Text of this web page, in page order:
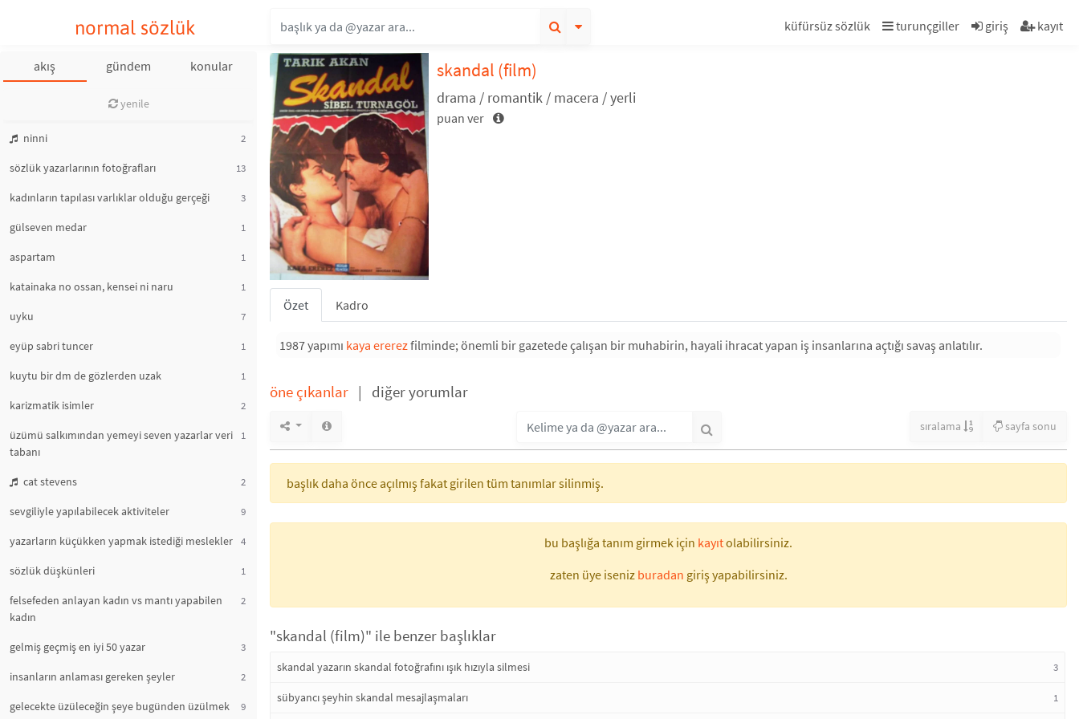
normal sözlük küfürsüz sözlük turunçgiller giriş kayıt
akış gündem konular
yenile
ninni 2
sözlük yazarlarının fotoğrafları 13
kadınların tapılası varlıklar olduğu gerçeği 3
gülseven medar 1
aspartam 1
katainaka no ossan, kensei ni naru 1
uyku 7
eyüp sabri tuncer 1
kuytu bir dm de gözlerden uzak 1
karizmatik isimler 2
üzümü salkımından yemeyi seven yazarlar veri
tabanı
1
cat stevens 2
sevgiliyle yapılabilecek aktiviteler 9
yazarların küçükken yapmak istediği meslekler 4
sözlük düşkünleri 1
felsefeden anlayan kadın vs mantı yapabilen
kadın
2
gelmiş geçmiş en iyi 50 yazar 3
insanların anlaması gereken şeyler 2
gelecekte üzüleceğin şeye bugünden üzülmek 9
skandal (film)
drama / romantik / macera / yerli
puan ver
Özet Kadro
1987 yapımı kaya ererezfilminde; önemli bir gazetede çalışan bir muhabirin, hayali ihracat yapan iş insanlarına açtığı savaş anlatılır.
öne çıkanlar | diğer yorumlar
sıralama sayfa sonu
başlık daha önce açılmış fakat girilen tüm tanımlar silinmiş.
bu başlığa tanım girmek için kayıtolabilirsiniz.
zaten üye iseniz buradan giriş yapabilirsiniz.
"skandal (film)" ile benzer başlıklar
skandal yazarın skandal fotoğrafını ışık hızıyla silmesi 3
sübyancı şeyhin skandal mesajlaşmaları 1